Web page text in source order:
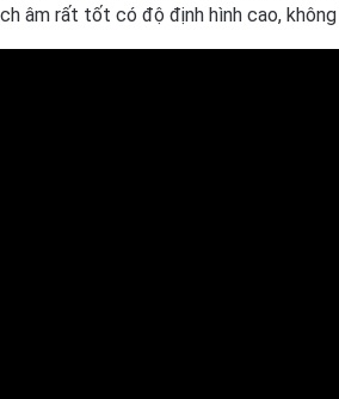
âm rất tốt có độ định hình cao,